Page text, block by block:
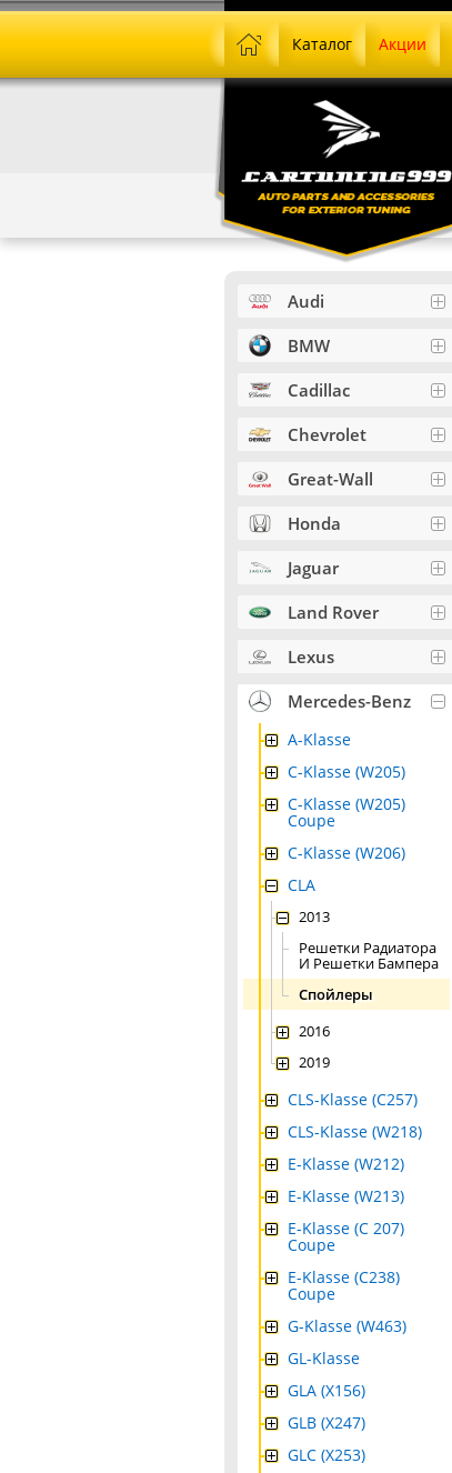
Каталог Акции
Audi
BMW
Cadillac
Chevrolet
Great-Wall
Honda
Jaguar
Land Rover
Lexus
Mercedes-Benz
A-Klasse
C-Klasse (W205)
C-Klasse (W205)
Coupe
C-Klasse (W206)
CLA
2013
Решетки Радиатора
И Решетки Бампера
Спойлеры
2016
2019
CLS-Klasse (C257)
CLS-Klasse (W218)
E-Klasse (W212)
E-Klasse (W213)
E-Klasse (C 207)
Coupe
E-Klasse (C238)
Coupe
G-Klasse (W463)
GL-Klasse
GLA (X156)
GLB (X247)
GLC (X253)